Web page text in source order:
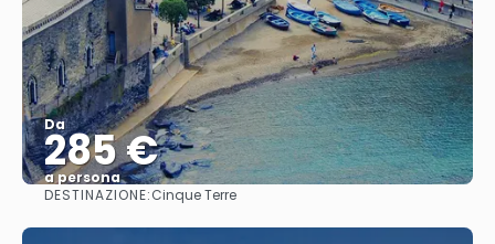
Da
285 €
a persona
Vedere
DESTINAZIONE:Cinque Terre